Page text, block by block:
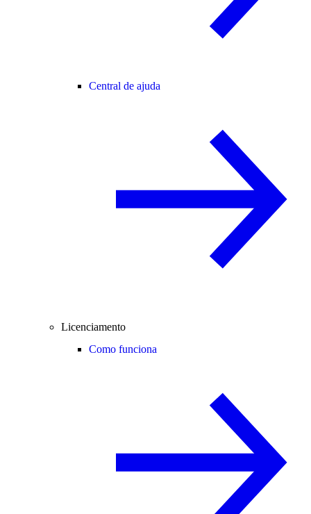
Central de ajuda
Licenciamento
Como funciona